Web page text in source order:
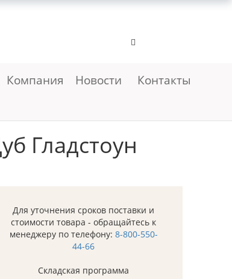
Компания Новости Контакты
Гладстоун
Для уточнения сроков поставки и
стоимости товара - обращайтесь к
менеджеру по телефону: 8-800-550-
44-66
Складская программа